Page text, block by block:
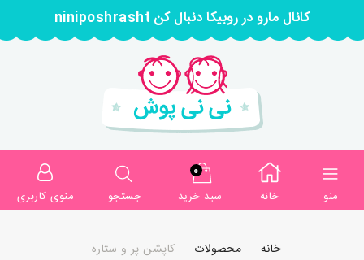
کانال مارو در روبیکا دنبال کن niniposhrasht
منو خانه
0
سبد خرید
جستجو منوی کاربری
خانه محصولات کاپشن پر و ستاره